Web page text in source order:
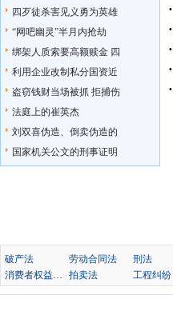
四歹徒杀害见义勇为英雄
“网吧幽灵”半月内抢劫
绑架人质索要高额赎金 四
利用企业改制私分国资近
盗窃钱财当场被抓 拒捕伤
法庭上的崔英杰
刘双喜伪造、倒卖伪造的
国家机关公文的刑事证明
·
·
·
·
·
破产法 劳动合同法 刑法
消费者权益保护法
拍卖法 工程纠纷